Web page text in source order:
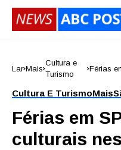
Lar Mais
Cultura e
Turismo
Férias
Cultura E TurismoMais
Férias em
culturais